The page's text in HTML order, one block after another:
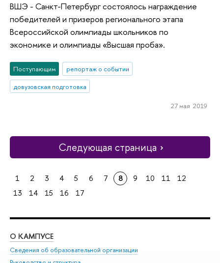
ВШЭ - Санкт-Петербург состоялось награждение
победителей и призеров регионального этапа
Всероссийской олимпиады школьников по
экономике и олимпиады «Высшая проба».
Поступающим
репортаж о событии
довузовская подготовка
27 мая 2019
Следующая страница
1 2 3 4 5 6 7 8 9 10 11
12
13
14 15 16 17
О КАМПУСЕ
Сведения об образовательной организации